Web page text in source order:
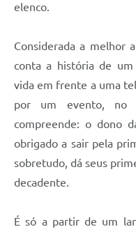
elenco.
Considerada a melhor
conta a história de
vida em frente a uma
por um evento, no
compreende: o dono
obrigado a sair pela
sobretudo, dá seus
decadente.
É só a partir de um